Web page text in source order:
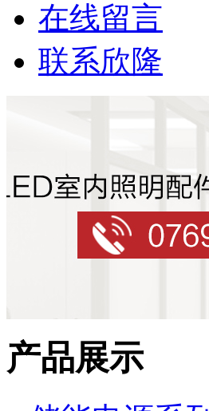
在线留言
联系欣隆
产品展示